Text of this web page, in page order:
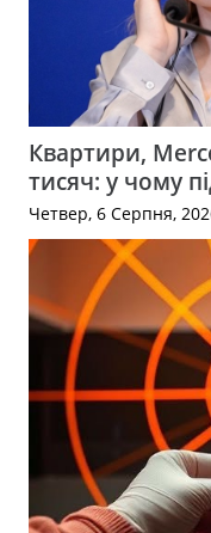
Квартири,
тисяч: у чому
Четвер, 6 Серпня,